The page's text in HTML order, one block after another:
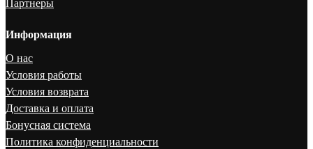
Партнеры
Информация
О нас
Условия работы
Условия возврата
Доставка и оплата
Бонусная система
Политика конфиденциальности